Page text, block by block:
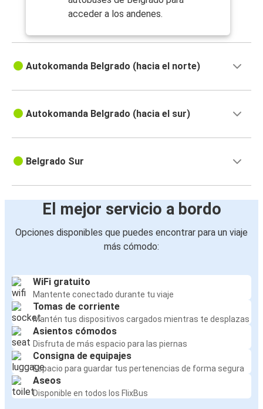
acceder a los andenes.
Autokomanda Belgrado (hacia el norte)
Autokomanda Belgrado (hacia el sur)
Belgrado Sur
El mejor servicio a bordo
Opciones disponibles que puedes encontrar para un viaje
más cómodo:
WiFi gratuito
Mantente conectado durante tu viaje
Tomas de corriente
Mantén tus dispositivos cargados mientras te desplazas
Asientos cómodos
Disfruta de más espacio para las piernas
Consigna de equipajes
Espacio para guardar tus pertenencias de forma segura
Aseos
Disponible en todos los FlixBus